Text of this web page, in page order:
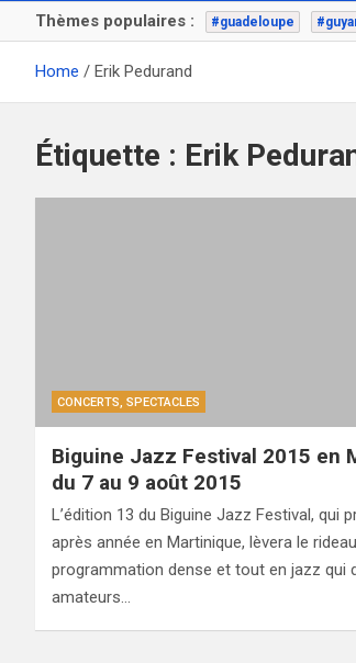
Thèmes populaires : #guadeloupe
Home Erik Pedurand
Étiquette : Erik
CONCERTS, SPECTACLES
Biguine Jazz Festival 2015 en
du 7 au 9 août 2015
L’édition 13 du Biguine Jazz Festival, qui
après année en Martinique, lèvera le
programmation dense et tout en jazz qui
amateurs…